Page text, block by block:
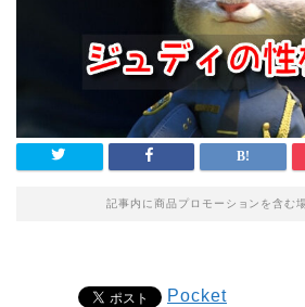
記事内に商品プロモーションを含む
Pocket